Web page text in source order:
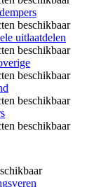
beschikbaar
uitlaatdelen
beschikbaar
beschikbaar
beschikbaar
beschikbaar